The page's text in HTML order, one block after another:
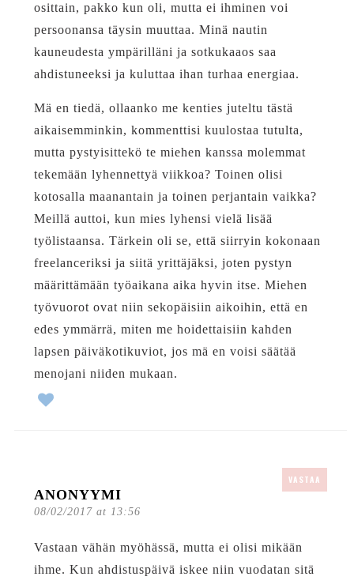
osittain, pakko kun oli, mutta ei ihminen voi
persoonansa täysin muuttaa. Minä nautin
kauneudesta ympärilläni ja sotkukaaos saa
ahdistuneeksi ja kuluttaa ihan turhaa energiaa.
Mä en tiedä, ollaanko me kenties juteltu tästä
aikaisemminkin, kommenttisi kuulostaa tutulta,
mutta pystyisittekö te miehen kanssa molemmat
tekemään lyhennettyä viikkoa? Toinen olisi
kotosalla maanantain ja toinen perjantain vaikka?
Meillä auttoi, kun mies lyhensi vielä lisää
työlistaansa. Tärkein oli se, että siirryin kokonaan
freelanceriksi ja siitä yrittäjäksi, joten pystyn
määrittämään työaikana aika hyvin itse. Miehen
työvuorot ovat niin sekopäisiin aikoihin, että en
edes ymmärrä, miten me hoidettaisiin kahden
lapsen päiväkotikuviot, jos mä en voisi säätää
menojani niiden mukaan.
ANONYYMI
08/02/2017 at 13:56
VASTAA
Vastaan vähän myöhässä, mutta ei olisi mikään
ihme. Kun ahdistuspäivä iskee niin vuodatan sitä